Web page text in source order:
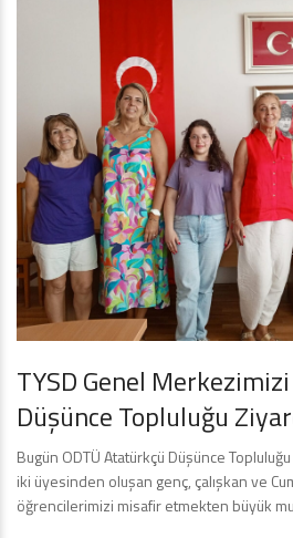
TYSD Genel
Düşünce Topluluğu
Bugün ODTÜ Atatürkçü Düşünce
iki üyesinden oluşan genç, çalışkan ve
öğrencilerimizi misafir etmekten büyük